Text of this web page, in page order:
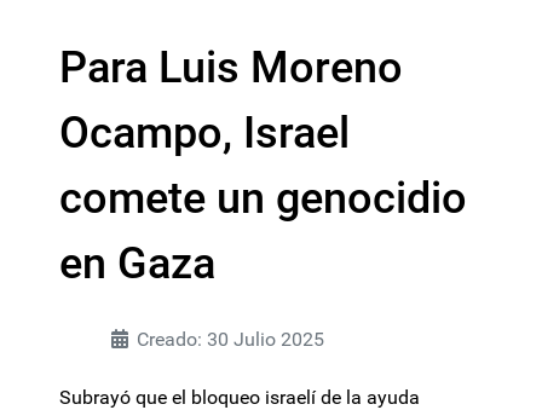
Para Luis Moreno
Ocampo, Israel
comete un genocidio
en Gaza
Creado: 30 Julio 2025
Subrayó que el bloqueo israelí de la ayuda